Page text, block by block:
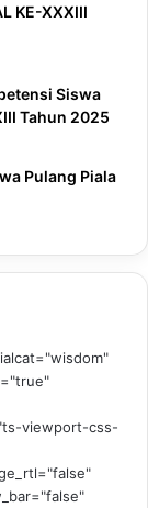
KE-XXXIII
Siswa
Tahun 2025
Pulang Piala
viewport-css-